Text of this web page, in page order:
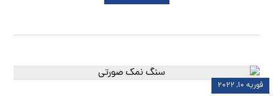
فوریه ۱۰, ۲۰۲۲